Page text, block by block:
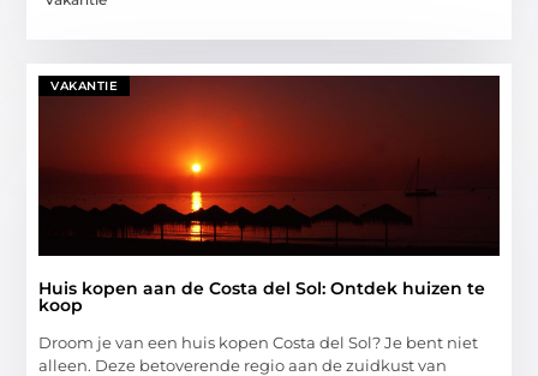
VAKANTIE
Huis kopen aan de Costa del Sol: Ontdek huizen te
koop
Droom je van een huis kopen Costa del Sol? Je bent niet
alleen. Deze betoverende regio aan de zuidkust van